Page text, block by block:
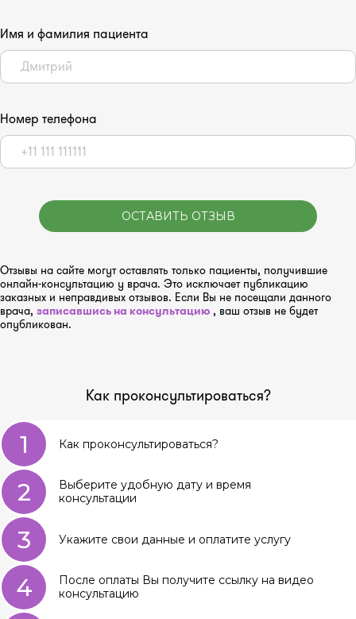
Имя и фамилия пациента
Номер телефона
ОСТАВИТЬ ОТЗЫВ
Отзывы на сайте могут оставлять только пациенты, получившие
онлайн-консультацию у врача. Это исключает публикацию
заказных и неправдивых отзывов. Если Вы не посещали данного
врача, записавшись на консультацию , ваш отзыв не будет
опубликован.
Как проконсультироваться?
1 Как проконсультироваться?
2
Выберите удобную дату и время
консультации
3 Укажите свои данные и оплатите услугу
4
После оплаты Вы получите ссылку на видео
консультацию